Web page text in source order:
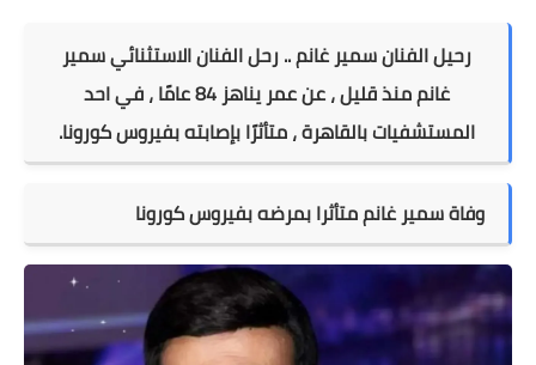
رحيل الفنان سمير غانم .. رحل الفنان الاستثنائي سمير
غانم منذ قليل ، عن عمر يناهز 84 عامًا ، في احد
المستشفيات بالقاهرة ، متأثرًا بإصابته بفيروس كورونا.
وفاة سمير غانم متأثرا بمرضه بفيروس كورونا